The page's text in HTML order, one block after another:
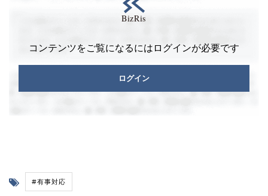
コンテンツをご覧になるにはログインが必要です
ログイン
#有事対応